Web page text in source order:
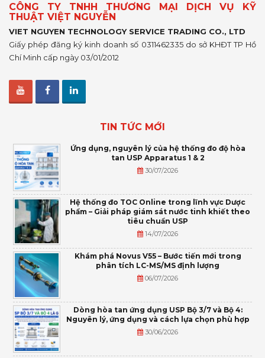
CÔNG TY TNHH THƯƠNG MẠI DỊCH VỤ KỸ
THUẬT VIỆT NGUYỄN
VIET NGUYEN TECHNOLOGY SERVICE TRADING CO., LTD
Giấy phép đăng ký kinh doanh số 0311462335 do sở KHĐT TP Hồ
Chí Minh cấp ngày 03/01/2012
TIN TỨC MỚI
Ứng dụng, nguyên lý của hệ thống đo độ hòa
tan USP Apparatus 1 & 2
30/07/2026
Hệ thống đo TOC Online trong lĩnh vực Dược
phẩm – Giải pháp giám sát nước tinh khiết theo
tiêu chuẩn USP
14/07/2026
Khám phá Novus V55 – Bước tiến mới trong
phân tích LC-MS/MS định lượng
06/07/2026
Dòng hòa tan ứng dụng USP Bộ 3/7 và Bộ 4:
Nguyên lý, ứng dụng và cách lựa chọn phù hợp
30/06/2026